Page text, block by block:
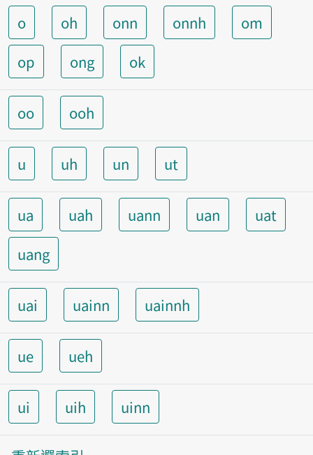
o oh onn onnh
om
op
ong ok
oo ooh
u uh un ut
ua uah uann uan
uat
uang
uai uainn uainnh
ue ueh
ui uih uinn